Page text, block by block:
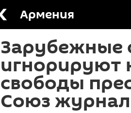
Армения
Зарубежные
игнорируют
свободы
Союз